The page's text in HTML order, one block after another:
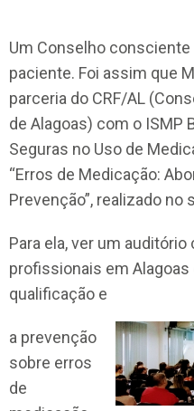
Um Conselho
paciente. Foi assim que
parceria do CRF/AL
de Alagoas) com o ISMP
Seguras no Uso de
“Erros de Medicação:
Prevenção”, realizado no
Para ela, ver um
profissionais em
qualificação e
a prevenção
sobre erros
de